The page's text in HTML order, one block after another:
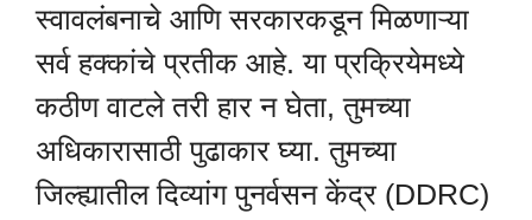
स्वावलंबनाचे आणि सरकारकडून मिळणाऱ्या
सर्व हक्कांचे प्रतीक आहे. या प्रक्रियेमध्ये
कठीण वाटले तरी हार न घेता, तुमच्या
अधिकारासाठी पुढाकार घ्या. तुमच्या
जिल्ह्यातील दिव्यांग पुनर्वसन केंद्र (DDRC)